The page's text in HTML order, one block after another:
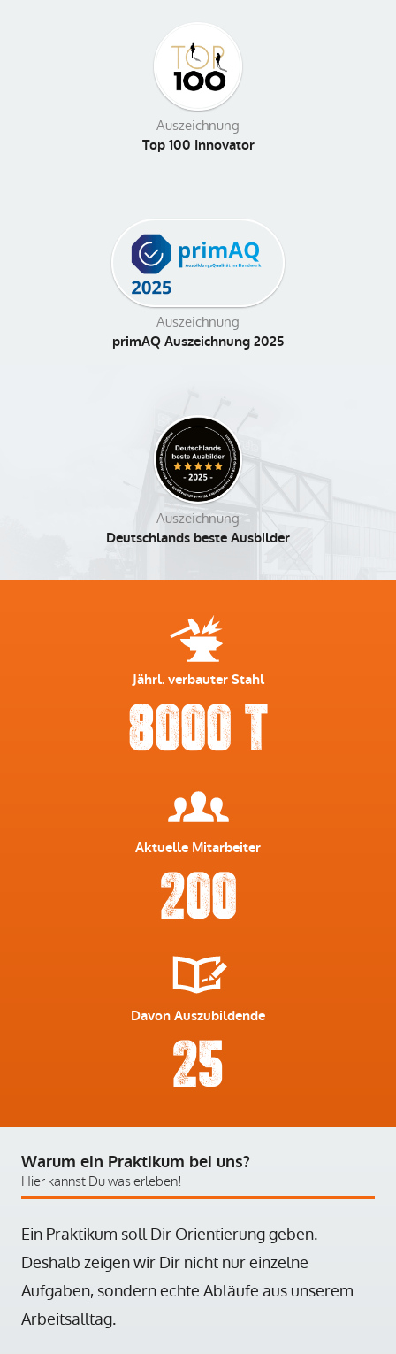
Auszeichnung
Top 100 Innovator
Auszeichnung
primAQ Auszeichnung 2025
Auszeichnung
Deutschlands beste Ausbilder
Jährl. verbauter Stahl
8000 t
Aktuelle Mitarbeiter
200
Davon Auszubildende
25
Warum ein Praktikum bei uns?
Hier kannst Du was erleben!
Ein Praktikum soll Dir Orientierung geben.
Deshalb zeigen wir Dir nicht nur einzelne
Aufgaben, sondern echte Abläufe aus unserem
Arbeitsalltag.